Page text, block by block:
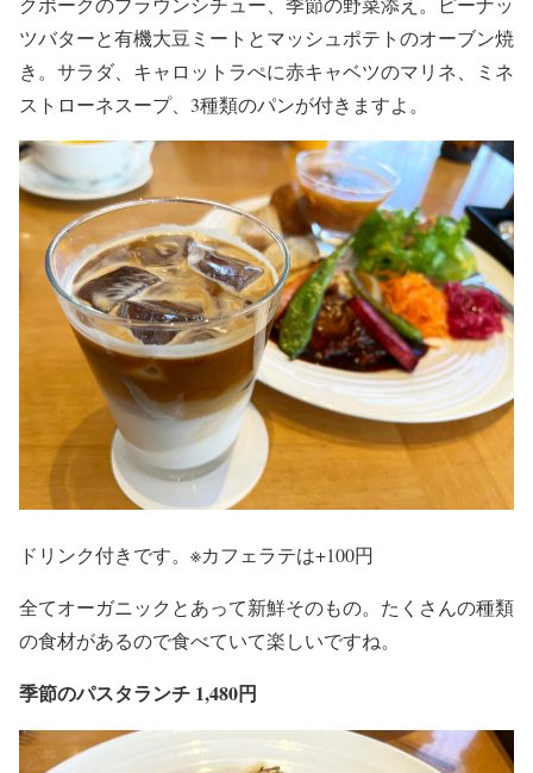
ツバターと有機大豆ミートとマッシュポテトのオーブン焼
き。サラダ、キャロットラぺに赤キャベツのマリネ、ミネ
ストローネスープ、3種類のパンが付きますよ。
ドリンク付きです。※カフェラテは+100円
全てオーガニックとあって新鮮そのもの。たくさんの種類
の食材があるので食べていて楽しいですね。
季節のパスタランチ 1,480円